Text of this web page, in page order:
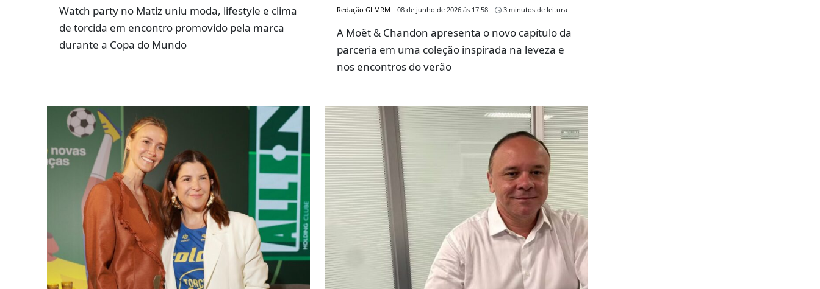
Watch party no Matiz uniu moda, lifestyle e clima
de torcida em encontro promovido pela marca
durante a Copa do Mundo
Redação GLMRM 08 de junho de 2026 às 17:58 3 minutos de leitura
A Moët & Chandon apresenta o novo capítulo da
parceria em uma coleção inspirada na leveza e
nos encontros do verão